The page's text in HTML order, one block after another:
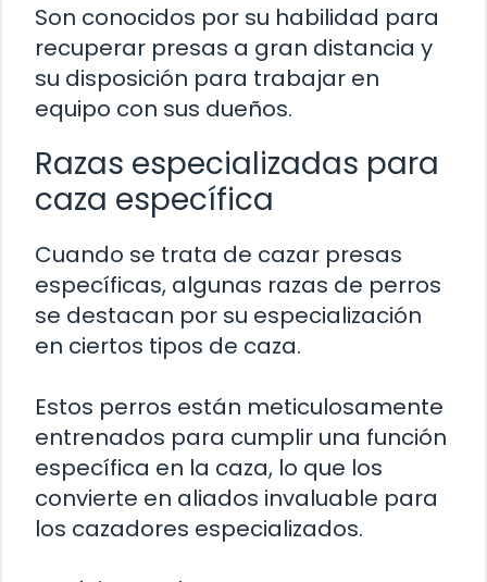
Son conocidos por su habilidad para
recuperar presas a gran distancia y
su disposición para trabajar en
equipo con sus dueños.
Razas especializadas para
caza específica
Cuando se trata de cazar presas
específicas, algunas razas de perros
se destacan por su especialización
en ciertos tipos de caza.
Estos perros están meticulosamente
entrenados para cumplir una función
específica en la caza, lo que los
convierte en aliados invaluable para
los cazadores especializados.